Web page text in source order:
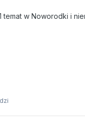
temat w Noworodki i